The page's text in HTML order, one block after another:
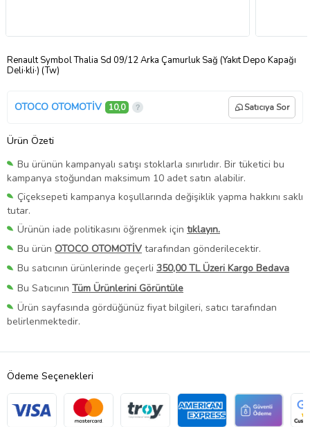
Renault Symbol Thalia Sd 09/12 Arka Çamurluk Sağ (Yakıt Depo Kapağı
Deli·kli·) (Tw)
OTOCO OTOMOTİV 10,0 Satıcıya Sor
Ürün Özeti
Bu ürünün kampanyalı satışı stoklarla sınırlıdır. Bir tüketici bu
kampanya stoğundan maksimum 10 adet satın alabilir.
Çiçeksepeti kampanya koşullarında değişiklik yapma hakkını saklı
tutar.
Ürünün iade politikasını öğrenmek için tıklayın.
Bu ürün OTOCO OTOMOTİV tarafından gönderilecektir.
Bu satıcının ürünlerinde geçerli 350,00 TL Üzeri Kargo Bedava
Bu Satıcının Tüm Ürünlerini Görüntüle
Ürün sayfasında gördüğünüz fiyat bilgileri, satıcı tarafından
belirlenmektedir.
Ödeme Seçenekleri